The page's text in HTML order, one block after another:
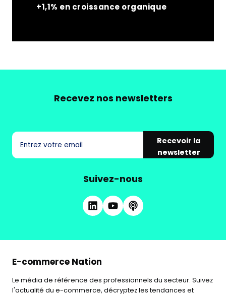
+1,1% en croissance organique
Recevez nos newsletters
Recevoir la
newsletter
Suivez-nous
E-commerce Nation
Le média de référence des professionnels du secteur. Suivez
l'actualité du e-commerce, décryptez les tendances et